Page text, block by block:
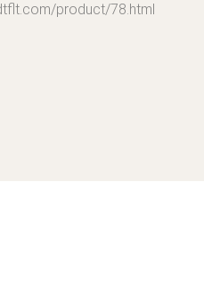
product/78.html